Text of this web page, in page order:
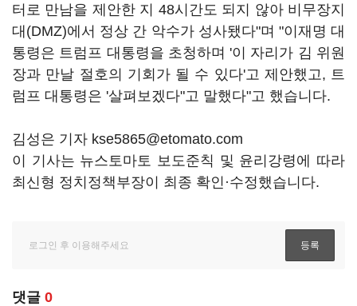
터로 만남을 제안한 지 48시간도 되지 않아 비무장지
대(DMZ)에서 정상 간 악수가 성사됐다"며 "이재명 대
통령은 트럼프 대통령을 초청하며 '이 자리가 김 위원
장과 만날 절호의 기회가 될 수 있다'고 제안했고, 트
럼프 대통령은 '살펴보겠다"고 말했다"고 했습니다.
김성은 기자 kse5865@etomato.com
이 기사는 뉴스토마토 보도준칙 및 윤리강령에 따라
최신형 정치정책부장이 최종 확인·수정했습니다.
댓글 0